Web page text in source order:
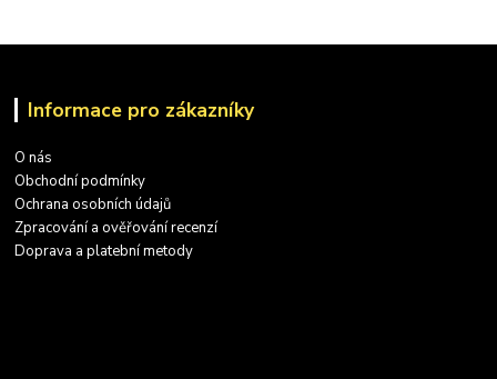
Informace pro zákazníky
O nás
Obchodní podmínky
Ochrana osobních údajů
Zpracování a ověřování recenzí
Doprava a platební metody